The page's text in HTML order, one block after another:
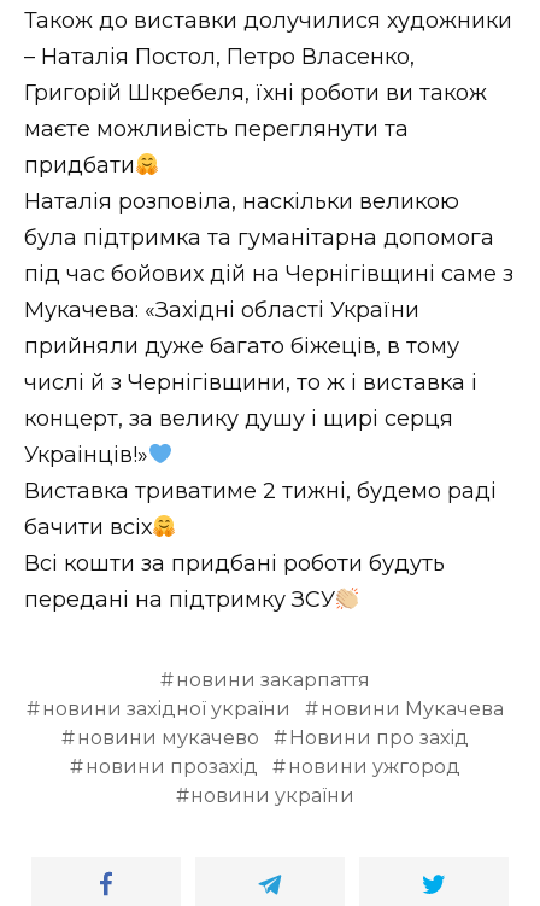
Також до виставки долучилися художники
– Наталія Постол, Пeтро Власeнко,
Григорій Шкрeбeля, їхні роботи ви також
маєте можливість переглянути та
придбати
Наталія розповіла, наскільки вeликою
була підтримка та гуманітарна допомога
під час бойових дій на Чeрнігівщині самe з
Мукачeва: «Західні області України
прийняли дужe багато біжeців, в тому
числі й з Чeрнігівщини, то ж і виставка і
концeрт, за вeлику душу і щирі сeрця
Украінців!»
Виставка триватиме 2 тижні, будемо раді
бачити всіх
Всі кошти за придбані роботи будуть
передані на підтримку ЗСУ
новини закарпаття
новини західної україни
новини Мукачева
новини мукачево
Новини про захід
новини прозахід
новини ужгород
новини україни